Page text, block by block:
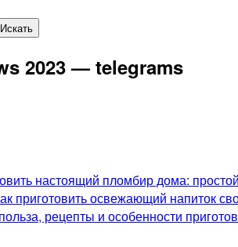
2023 — telegrams
настоящий пломбир дома:
приготовить освежающий напиток
рецепты и особенности